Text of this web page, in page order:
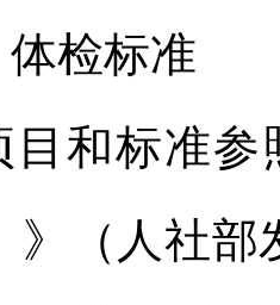
体检标准
目和标准参
》（人社